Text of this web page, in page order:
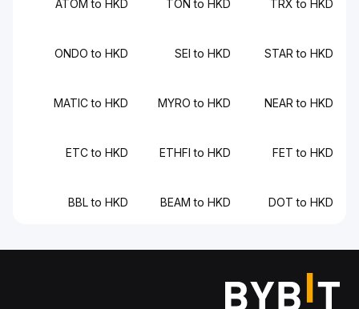
TRX to HKD
TON to HKD
ATOM to HKD
STAR to HKD
SEI to HKD
ONDO to HKD
NEAR to HKD
MYRO to HKD
MATIC to HKD
FET to HKD
ETHFI to HKD
ETC to HKD
DOT to HKD
BEAM to HKD
BBL to HKD